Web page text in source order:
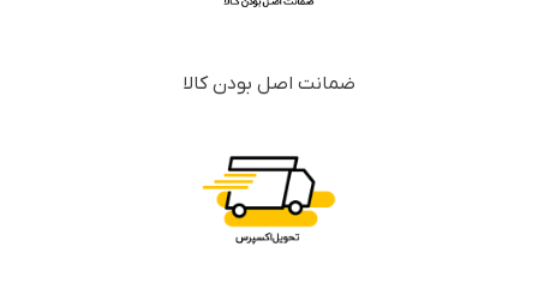
ضمانت اصل بودن کالا